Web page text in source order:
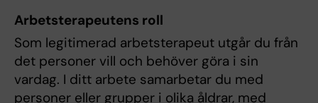
Arbetsterapeutens roll
Som legitimerad arbetsterapeut utgår du från
det personer vill och behöver göra i sin
vardag. I ditt arbete samarbetar du med
personer eller grupper i olika åldrar, med